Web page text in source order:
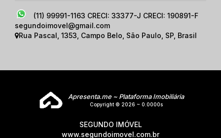
(11) 99991-1163 CRECI: 33377-J CRECI: 190891-F
segundoimovel@gmail.com
Rua Pascal 1353 Campo Belo São Paulo SP Brasil
Apresenta.me ~ Plataforma Imobiliária
Copyright © 2026 ~ 0.0000s
SEGUNDO IMÓVEL
www.segundoimovel.com.br